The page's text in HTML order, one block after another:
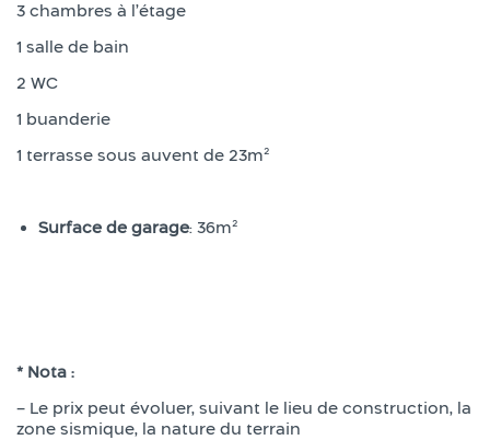
3 chambres à l’étage
1 salle de bain
2 WC
1 buanderie
1 terrasse sous auvent de 23m²
Surface de garage: 36m²
* Nota :
– Le prix peut évoluer, suivant le lieu de construction, la
zone sismique, la nature du terrain